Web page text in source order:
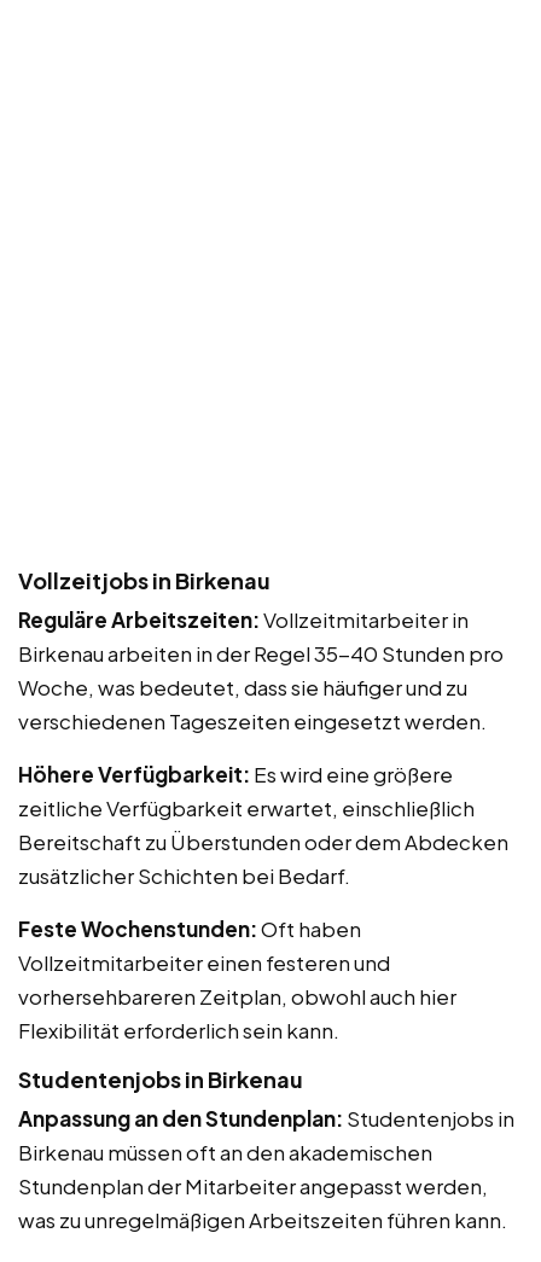
Vollzeitjobs in Birkenau
Reguläre Arbeitszeiten:Vollzeitmitarbeiter in
Birkenau arbeiten in der Regel 35-40 Stunden pro
Woche, was bedeutet, dass sie häufiger und zu
verschiedenen Tageszeiten eingesetzt werden.
Höhere Verfügbarkeit: Es wird eine größere
zeitliche Verfügbarkeit erwartet, einschließlich
Bereitschaft zu Überstunden oder dem Abdecken
zusätzlicher Schichten bei Bedarf.
Feste Wochenstunden:Oft haben
Vollzeitmitarbeiter einen festeren und
vorhersehbareren Zeitplan, obwohl auch hier
Flexibilität erforderlich sein kann.
Studentenjobs in Birkenau
Anpassung an den Stundenplan: Studentenjobs in
Birkenau müssen oft an den akademischen
Stundenplan der Mitarbeiter angepasst werden,
was zu unregelmäßigen Arbeitszeiten führen kann.